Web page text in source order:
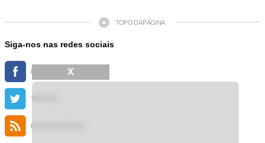
TOPO DA PÁGINA
Siga-nos nas redes sociais
FACEBOOK
TWITTER
FEED DE NOTÍCIAS
X